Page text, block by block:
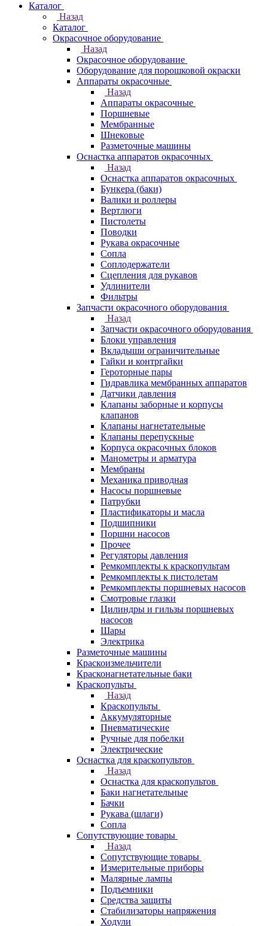
Каталог
Назад
Каталог
Окрасочное оборудование
Назад
Окрасочное оборудование
Оборудование для порошковой окраски
Аппараты окрасочные
Назад
Аппараты окрасочные
Поршневые
Мембранные
Шнековые
Разметочные машины
Оснастка аппаратов окрасочных
Назад
Оснастка аппаратов окрасочных
Бункера (баки)
Валики и роллеры
Вертлюги
Пистолеты
Поводки
Рукава окрасочные
Сопла
Соплодержатели
Сцепления для рукавов
Удлинители
Фильтры
Запчасти окрасочного оборудования
Назад
Запчасти окрасочного оборудования
Блоки управления
Вкладыши ограничительные
Гайки и контргайки
Героторные пары
Гидравлика мембранных аппаратов
Датчики давления
Клапаны заборные и корпусы
клапанов
Клапаны нагнетательные
Клапаны перепускные
Корпуса окрасочных блоков
Манометры и арматура
Мембраны
Механика приводная
Насосы поршневые
Патрубки
Пластификаторы и масла
Подшипники
Поршни насосов
Прочее
Регуляторы давления
Ремкомплекты к краскопультам
Ремкомплекты к пистолетам
Ремкомплекты поршневых насосов
Смотровые глазки
Цилиндры и гильзы поршневых
насосов
Шары
Электрика
Разметочные машины
Краскоизмельчители
Красконагнетательные баки
Краскопульты
Назад
Краскопульты
Аккумуляторные
Пневматические
Ручные для побелки
Электрические
Оснастка для краскопультов
Назад
Оснастка для краскопультов
Баки нагнетательные
Бачки
Рукава (шлаги)
Сопла
Сопутствующие товары
Назад
Сопутствующие товары
Измерительные приборы
Малярные лампы
Подъемники
Средства защиты
Стабилизаторы напряжения
Ходули